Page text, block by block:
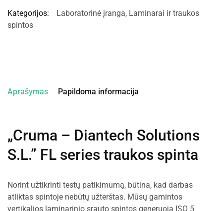
Kategorijos: Laboratorinė įranga, Laminarai ir traukos
spintos
Aprašymas Papildoma informacija
„Cruma – Diantech Solutions
S.L.” FL series traukos spinta
Norint užtikrinti testų patikimumą, būtina, kad darbas
atliktas spintoje nebūtų užterštas. Mūsų gamintos
vertikalios laminarinio srauto spintos generuoja ISO 5